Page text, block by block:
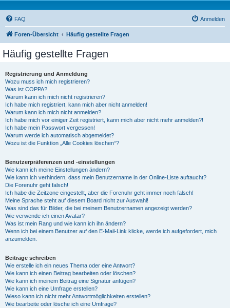
FAQ Anmelden
Foren-Übersicht Häufig gestellte Fragen
Häufig gestellte Fragen
Registrierung und Anmeldung
Wozu muss ich mich registrieren?
Was ist COPPA?
Warum kann ich mich nicht registrieren?
Ich habe mich registriert, kann mich aber nicht anmelden!
Warum kann ich mich nicht anmelden?
Ich habe mich vor einiger Zeit registriert, kann mich aber nicht mehr anmelden?!
Ich habe mein Passwort vergessen!
Warum werde ich automatisch abgemeldet?
Wozu ist die Funktion „Alle Cookies löschen“?
Benutzerpräferenzen und -einstellungen
Wie kann ich meine Einstellungen ändern?
Wie kann ich verhindern, dass mein Benutzername in der Online-Liste auftaucht?
Die Forenuhr geht falsch!
Ich habe die Zeitzone eingestellt, aber die Forenuhr geht immer noch falsch!
Meine Sprache steht auf diesem Board nicht zur Auswahl!
Was sind das für Bilder, die bei meinem Benutzernamen angezeigt werden?
Wie verwende ich einen Avatar?
Was ist mein Rang und wie kann ich ihn ändern?
Wenn ich bei einem Benutzer auf den E-Mail-Link klicke, werde ich aufgefordert, mich
anzumelden.
Beiträge schreiben
Wie erstelle ich ein neues Thema oder eine Antwort?
Wie kann ich einen Beitrag bearbeiten oder löschen?
Wie kann ich meinem Beitrag eine Signatur anfügen?
Wie kann ich eine Umfrage erstellen?
Wieso kann ich nicht mehr Antwortmöglichkeiten erstellen?
Wie bearbeite oder lösche ich eine Umfrage?